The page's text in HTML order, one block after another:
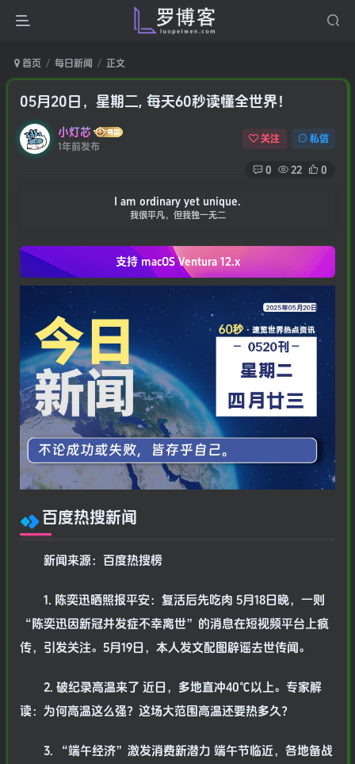
首页 每日新闻 正文
05月20日，星期二, 每天60秒读懂全世界！
小灯芯
1年前发布
关注 私信
0 22 0
I am ordinary yet unique.
我很平凡，但我独一无二
支持 macOSVentura 12.x
百度热搜新闻
新闻来源：百度热搜榜
1. 陈奕迅晒照报平安：复活后先吃肉 5月18日晚，一则
“陈奕迅因新冠并发症不幸离世”的消息在短视频平台上疯
传，引发关注。5月19日，本人发文配图辟谣去世传闻。
2. 破纪录高温来了 近日，多地直冲40℃以上。专家解
读：为何高温这么强？这场大范围高温还要热多久？
3. “端午经济”激发消费新潜力 端午节临近，各地备战